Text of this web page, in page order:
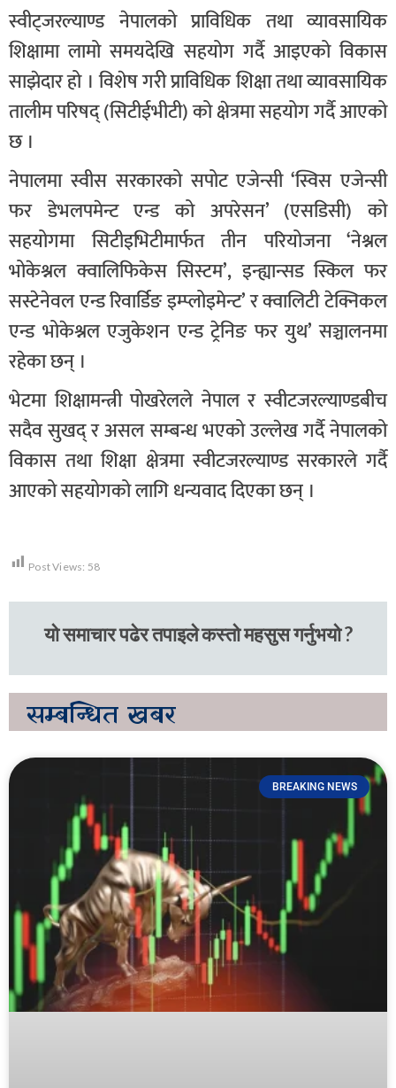
स्वीट्जरल्याण्ड नेपालको प्राविधिक तथा व्यावसायिक
शिक्षामा लामो समयदेखि सहयोग गर्दै आइएको विकास
साझेदार हो । विशेष गरी प्राविधिक शिक्षा तथा व्यावसायिक
तालीम परिषद् (सिटीईभीटी) को क्षेत्रमा सहयोग गर्दै आएको
छ ।
नेपालमा स्वीस सरकारको सपोट एजेन्सी ‘स्विस एजेन्सी
फर डेभलपमेन्ट एन्ड को अपरेसन’ (एसडिसी) को
सहयोगमा सिटीइभिटीमार्फत तीन परियोजना ‘नेश्नल
भोकेश्नल क्वालिफिकेस सिस्टम’, इन्ह्यान्सड स्किल फर
सस्टेनेवल एन्ड रिवार्डिङ इम्प्लोइमेन्ट’ र क्वालिटी टेक्निकल
एन्ड भोकेश्नल एजुकेशन एन्ड ट्रेनिङ फर युथ’ सञ्चालनमा
रहेका छन् ।
भेटमा शिक्षामन्त्री पोखरेलले नेपाल र स्वीटजरल्याण्डबीच
सदैव सुखद् र असल सम्बन्ध भएको उल्लेख गर्दै नेपालको
विकास तथा शिक्षा क्षेत्रमा स्वीटजरल्याण्ड सरकारले गर्दै
आएको सहयोगको लागि धन्यवाद दिएका छन् ।
Post Views: 58
यो समाचार पढेर तपाइले कस्तो महसुस गर्नुभयो ?
सम्बन्धित खबर
BREAKING NEWS